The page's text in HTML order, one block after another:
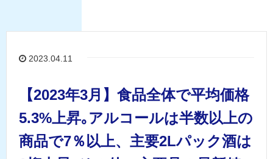
2023.04.11
【2023年3月】食品全体で平均価格
5.3%上昇｡アルコールは半数以上の
商品で7％以上、主要2Lパック酒は